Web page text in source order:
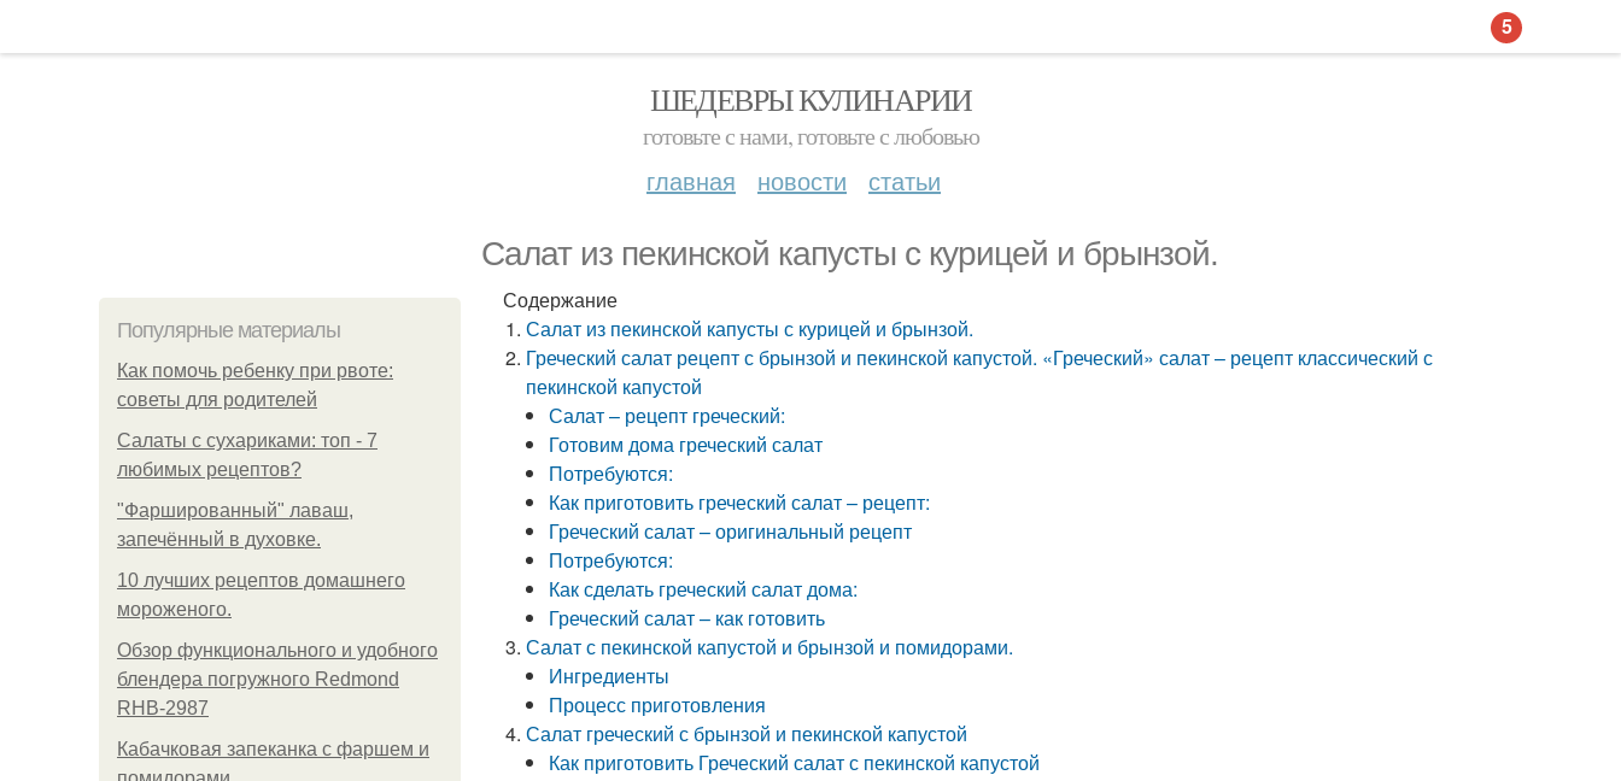
ШЕДЕВРЫ КУЛИНАРИИ
готовьте с нами, готовьте с любовью
главная новости статьи
Салат из пекинской капусты с курицей и брынзой.
Популярные материалы
Как помочь ребенку при рвоте:
советы для родителей
Салаты с сухариками: топ - 7
любимых рецептов?
"Фаршированный" лаваш,
запечённый в духовке.
10 лучших рецептов домашнего
мороженого.
Обзор функционального и удобного
блендера погружного Redmond
RHB-2987
Кабачковая запеканка с фаршем и
Содержание
Салат из пекинской капусты с курицей и брынзой.
Греческий салат рецепт с брынзой и пекинской капустой. «Греческий» салат – рецепт классический с
пекинской капустой
Салат – рецепт греческий:
Готовим дома греческий салат
Потребуются:
Как приготовить греческий салат – рецепт:
Греческий салат – оригинальный рецепт
Потребуются:
Как сделать греческий салат дома:
Греческий салат – как готовить
Салат с пекинской капустой и брынзой и помидорами.
Ингредиенты
Процесс приготовления
Салат греческий с брынзой и пекинской капустой
Как приготовить Греческий салат с пекинской капустой
5